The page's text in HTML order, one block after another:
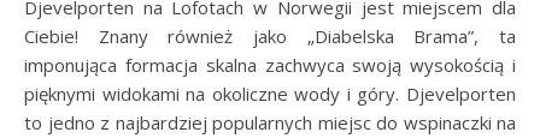
Djevelporten na Lofotach w Norwegii jest miejscem dla
Ciebie! Znany również jako „Diabelska Brama”, ta
imponująca formacja skalna zachwyca swoją wysokością i
pięknymi widokami na okoliczne wody i góry. Djevelporten
to jedno z najbardziej popularnych miejsc do wspinaczki na